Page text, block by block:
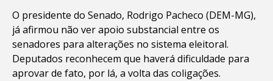
O presidente do Senado, Rodrigo Pacheco (DEM-MG),
já afirmou não ver apoio substancial entre os
senadores para alterações no sistema eleitoral.
Deputados reconhecem que haverá dificuldade para
aprovar de fato, por lá, a volta das coligações.